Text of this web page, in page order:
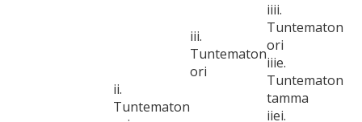
ii.
Tuntematon
iii.
Tuntematon
ori
iiii.
Tuntematon
ori
iiie.
Tuntematon
tamma
iiei.